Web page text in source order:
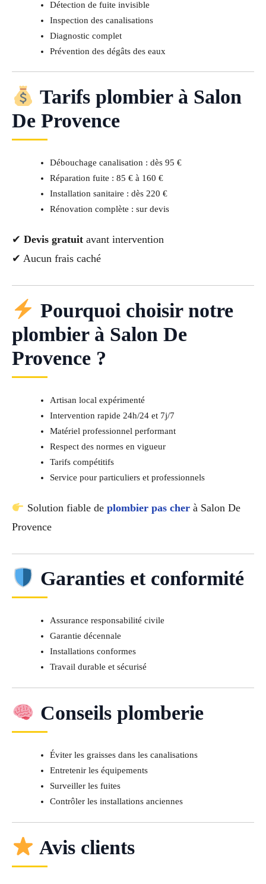
Détection de fuite invisible
Inspection des canalisations
Diagnostic complet
Prévention des dégâts des eaux
Tarifs plombier à Salon
De Provence
Débouchage canalisation : dès 95 €
Réparation fuite : 85 € à 160 €
Installation sanitaire : dès 220 €
Rénovation complète : sur devis
✔ Devis gratuit avant intervention
✔ Aucun frais caché
Pourquoi choisir notre
plombier à Salon De
Provence ?
Artisan local expérimenté
Intervention rapide 24h/24 et 7j/7
Matériel professionnel performant
Respect des normes en vigueur
Tarifs compétitifs
Service pour particuliers et professionnels
Solution fiable de plombier pas cherà Salon De
Provence
Garanties et conformité
Assurance responsabilité civile
Garantie décennale
Installations conformes
Travail durable et sécurisé
Conseils plomberie
Éviter les graisses dans les canalisations
Entretenir les équipements
Surveiller les fuites
Contrôler les installations anciennes
Avis clients